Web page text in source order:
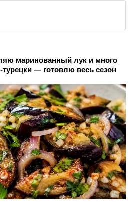
маринованный лук и много
турецки — готовлю весь сезон